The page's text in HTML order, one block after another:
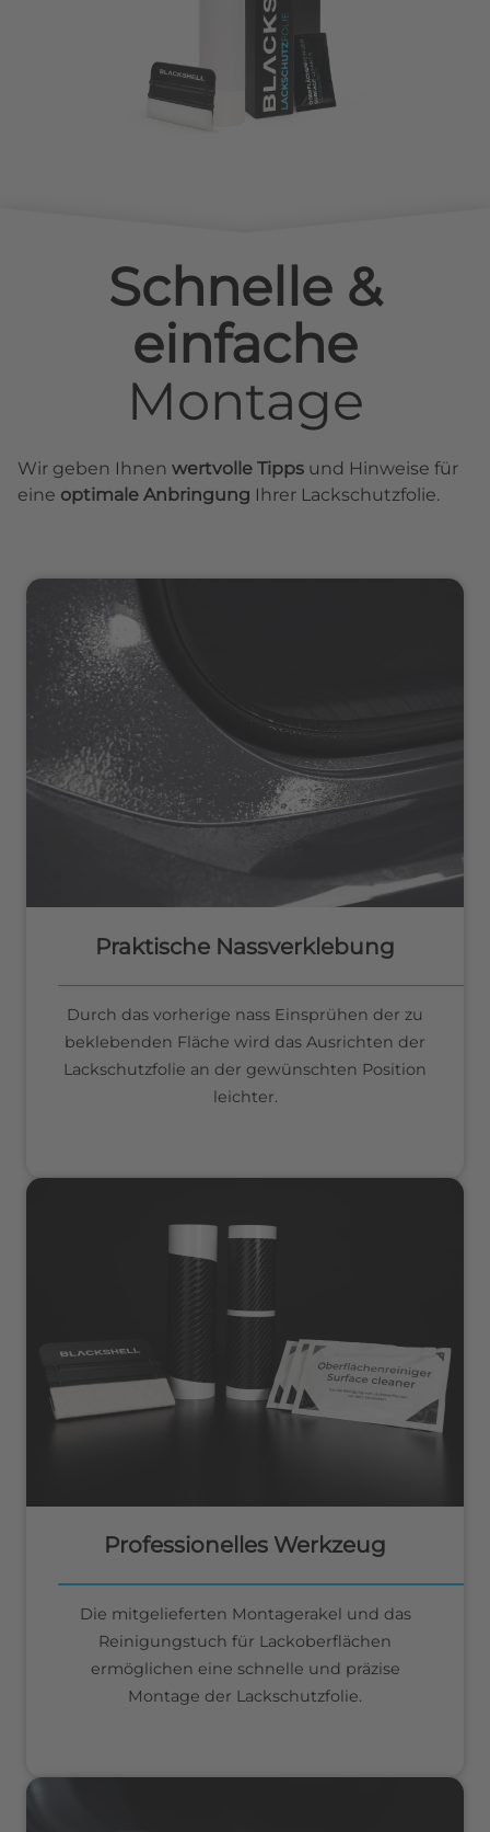
Schnelle &
einfache
Montage
Wir geben Ihnen wertvolle Tipps und Hinweise für
eine optimale Anbringung Ihrer Lackschutzfolie.
Praktische Nassverklebung
Durch das vorherige nass Einsprühen der zu
beklebenden Fläche wird das Ausrichten der
Lackschutzfolie an der gewünschten Position
leichter.
Professionelles Werkzeug
Die mitgelieferten Montagerakel und das
Reinigungstuch für Lackoberflächen
ermöglichen eine schnelle und präzise
Montage der Lackschutzfolie.